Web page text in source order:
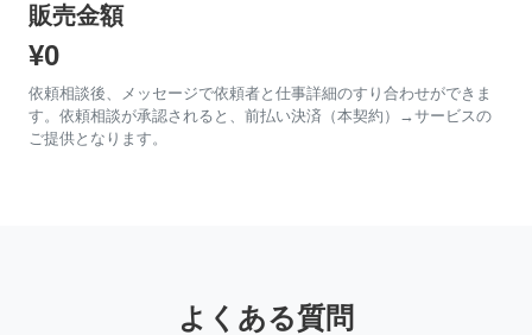
販売金額
¥0
依頼相談後、メッセージで依頼者と仕事詳細のすり合わせができま
す。依頼相談が承認されると、前払い決済（本契約）→サービスの
ご提供となります。
よくある質問